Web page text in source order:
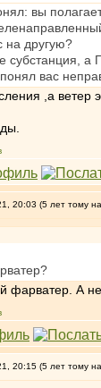
вы
на другую?
субстанция, а
вас
,а ветер
20:03 (5 лет тому
фарватер. А
20:15 (5 лет тому